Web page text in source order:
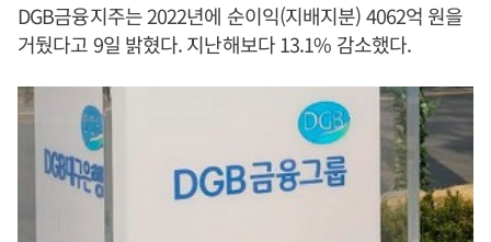
DGB금융지주는 2022년에 순이익(지배지분) 4062억 원을
거뒀다고 9일 밝혔다. 지난해보다 13.1% 감소했다.